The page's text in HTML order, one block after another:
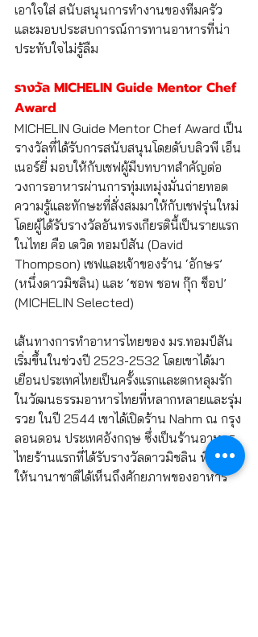
เอาใจใส่ สนับสนุนการทำงานของทีมครัว
และมอบประสบการณ์การทานอาหารที่น่า
ประทับใจไม่รู้ลืม
รางวัล MICHELIN Guide Mentor Chef
Award
MICHELIN Guide Mentor Chef Award เป็น
รางวัลที่ได้รับการสนับสนุนโดยดับบลิวพี เอ็น
เนอร์ยี่ มอบให้กับเชฟผู้มีบทบาทสำคัญต่อ
วงการอาหารผ่านการทุ่มเทมุ่งมั่นถ่ายทอด
ความรู้และทักษะที่สั่งสมมาให้กับเชฟรุ่นใหม่
โดยผู้ได้รับรางวัลอันทรงเกียรตินี้เป็นรายแรก
ในไทย คือ เดวิด ทอมป์สัน (David
Thompson) เชฟและเจ้าของร้าน ‘อักษร’
(หนึ่งดาวมิชลิน) และ ‘ชอพ ชอพ กุ๊ก ช็อป’
(MICHELIN Selected)
เส้นทางการทำอาหารไทยของ มร.ทอมป์สัน
เริ่มขึ้นในช่วงปี 2523-2532 โดยเขาได้มา
เยือนประเทศไทยเป็นครั้งแรกและตกหลุมรัก
ในวัฒนธรรมอาหารไทยที่หลากหลายและรุ่ม
รวย ในปี 2544 เขาได้เปิดร้าน Nahm ณ กรุง
ลอนดอน ประเทศอังกฤษ ซึ่งเป็นร้านอาหาร
ไทยร้านแรกที่ได้รับรางวัลดาวมิชลิน พิสูจน์
ให้นานาชาติได้เห็นถึงศักยภาพของอาหาร